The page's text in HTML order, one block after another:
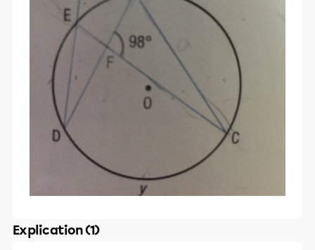
Explication (1)